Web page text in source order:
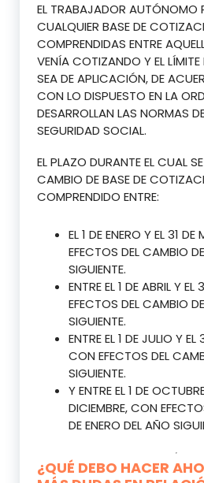
EL TRABAJADOR AUTÓNOMO
CUALQUIER BASE DE
COMPRENDIDAS ENTRE
VENÍA COTIZANDO Y EL LÍMITE
SEA DE APLICACIÓN, DE
CON LO DISPUESTO EN LA
DESARROLLAN LAS NORMAS
SEGURIDAD SOCIAL.
EL PLAZO DURANTE EL CUAL
CAMBIO DE BASE DE
COMPRENDIDO ENTRE:
EL 1 DE ENERO Y EL 31
EFECTOS DEL CAMBIO
SIGUIENTE.
ENTRE EL 1 DE ABRIL Y
EFECTOS DEL CAMBIO
SIGUIENTE.
ENTRE EL 1 DE JULIO Y EL
CON EFECTOS DEL
SIGUIENTE.
Y ENTRE EL 1 DE
DICIEMBRE, CON
DE ENERO DEL AÑO
¿QUÉ DEBO HACER